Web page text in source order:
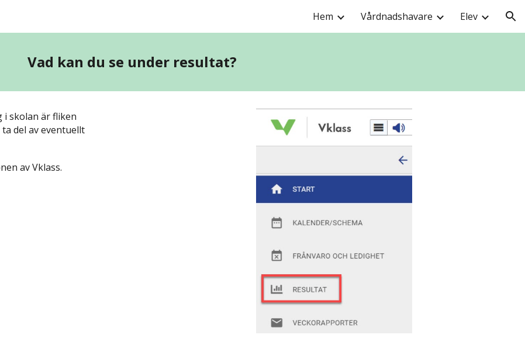
Hem Vårdnadshavare Elev
Vad kan du se under resultat?
i skolan är fliken
del av eventuellt
av Vklass.